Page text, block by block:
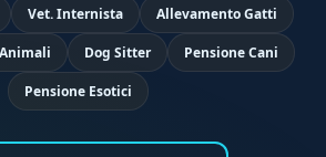
Vet. Internista Allevamento Gatti
Dog Sitter Pensione Cani
Pensione Esotici